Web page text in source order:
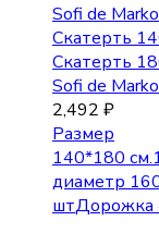
Sofi de
Скатерть
Скатерть
Sofi de
2,492 ₽
Размер
140*180 см.
диаметр
штДорожка